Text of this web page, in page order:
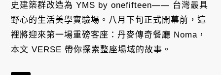
史建築群改造為 YMS by onefifteen—— 台灣最具
野心的生活美學實驗場。八月下旬正式開幕前，這
裡將迎來第一場重磅客座：丹麥傳奇餐廳 Noma，
本文 VERSE 帶你探索整座場域的故事。